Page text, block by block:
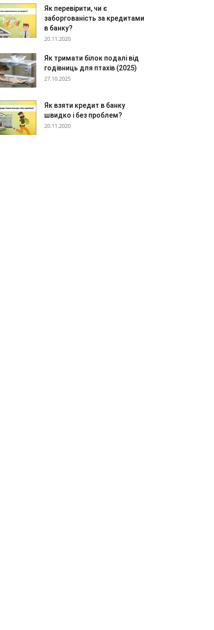
Як перевірити, чи є
заборгованість за кредитами
в банку?
20.11.2020
Як тримати білок подалі від
годівниць для птахів (2025)
27.10.2025
Як взяти кредит в банку
швидко і без проблем?
20.11.2020